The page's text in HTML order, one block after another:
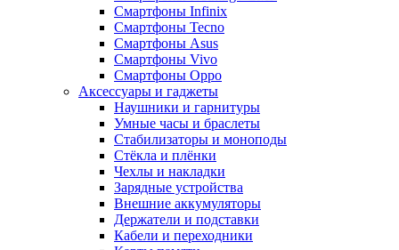
Смартфоны Infinix
Смартфоны Tecno
Смартфоны Asus
Смартфоны Vivo
Смартфоны Oppo
Аксессуары и гаджеты
Наушники и гарнитуры
Умные часы и браслеты
Стабилизаторы и моноподы
Стёкла и плёнки
Чехлы и накладки
Зарядные устройства
Внешние аккумуляторы
Держатели и подставки
Кабели и переходники